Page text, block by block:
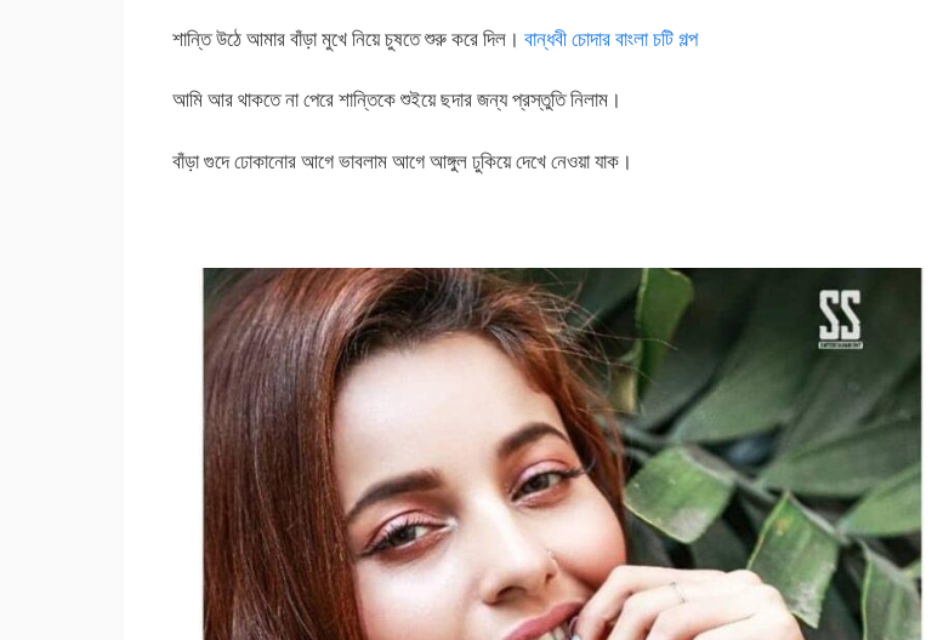
শান্তি উঠে আমার বাঁড়া মুখে নিয়ে চুষতে শুরু করে দিল। বান্ধবী চোদার বাংলা চটি গল্প
আমি আর থাকতে না পেরে শান্তিকে শুইয়ে ছদার জন্য প্রস্তুতি নিলাম।
বাঁড়া গুদে ঢোকানোর আগে ভাবলাম আগে আঙ্গুল ঢুকিয়ে দেখে নেওয়া যাক।